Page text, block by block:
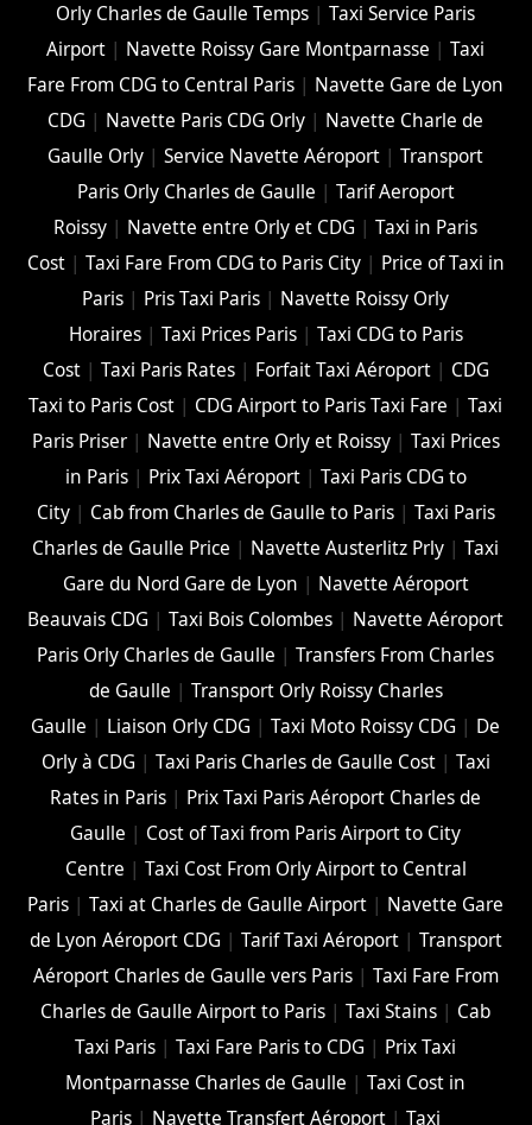
Orly Charles de Gaulle Temps |Taxi Service Paris
Airport | Navette Roissy Gare Montparnasse |Taxi
Fare From CDG to Central Paris | Navette Gare de Lyon
CDG | Navette Paris CDG Orly | Navette Charle de
Gaulle Orly |Service Navette Aéroport |Transport
Paris Orly Charles de Gaulle | Tarif Aeroport
Roissy | Navette entre Orly et CDG |Taxi in Paris
Cost| Taxi Fare From CDG to Paris City| Price of Taxi in
Paris | Pris Taxi Paris | Navette Roissy Orly
Horaires| Taxi Prices Paris| Taxi CDG to Paris
Cost| Taxi Paris Rates| Forfait Taxi Aéroport| CDG
Taxi to Paris Cost | CDG Airport to Paris Taxi Fare |Taxi
Paris Priser| Navette entre Orly et Roissy| Taxi Prices
in Paris| Prix Taxi Aéroport| Taxi Paris CDG to
City| Cab from Charles de Gaulle to Paris| Taxi Paris
Charles de Gaulle Price | Navette Austerlitz Prly |Taxi
Gare du Nord Gare de Lyon | Navette Aéroport
Beauvais CDG |Taxi Bois Colombes | Navette Aéroport
Paris Orly Charles de Gaulle |Transfers From Charles
de Gaulle | Transport Orly Roissy Charles
Gaulle | Liaison Orly CDG |Taxi Moto Roissy CDG | De
Orly à CDG | Taxi Paris Charles de Gaulle Cost| Taxi
Rates in Paris | Prix Taxi Paris Aéroport Charles de
Gaulle | Cost of Taxi from Paris Airport to City
Centre | Taxi Cost From Orly Airport to Central
Paris |Taxi at Charles de Gaulle Airport | Navette Gare
de Lyon Aéroport CDG | Tarif Taxi Aéroport| Transport
Aéroport Charles de Gaulle vers Paris| Taxi Fare From
Charles de Gaulle Airport to Paris |Taxi Stains | Cab
Taxi Paris |Taxi Fare Paris to CDG | Prix Taxi
Montparnasse Charles de Gaulle |Taxi Cost in
Paris | Navette Transfert Aéroport |Taxi